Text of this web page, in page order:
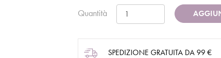
Quantità
SPEDIZIONE GRATUITA DA 99 €